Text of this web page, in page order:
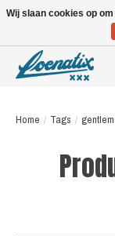
Home / Tags /
Wij slaan cookies op